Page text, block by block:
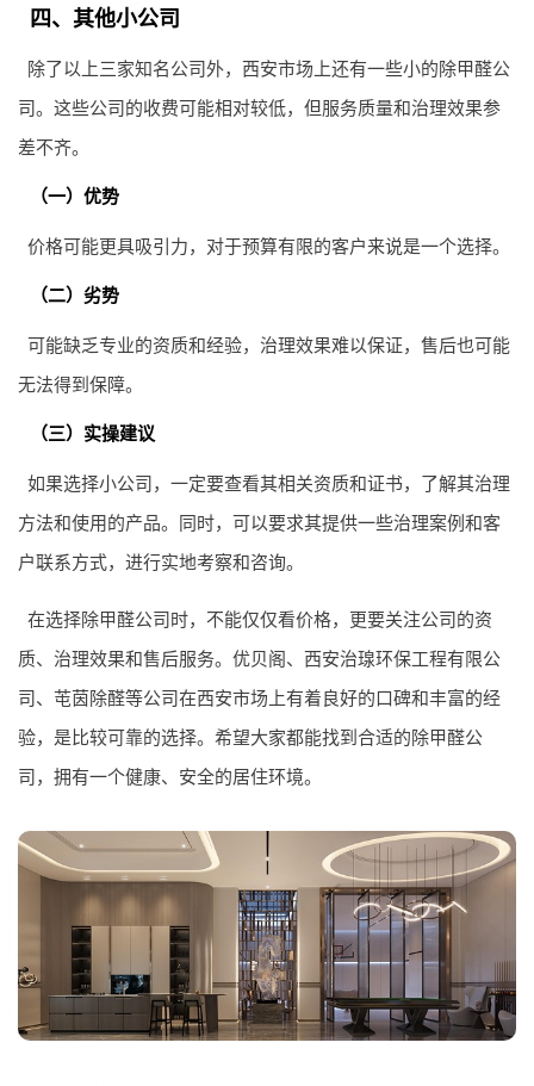
四、其他小公司
除了以上三家知名公司外，西安市场上还有一些小的除甲醛公
司。这些公司的收费可能相对较低，但服务质量和治理效果参
差不齐。
（一）优势
价格可能更具吸引力，对于预算有限的客户来说是一个选择。
（二）劣势
可能缺乏专业的资质和经验，治理效果难以保证，售后也可能
无法得到保障。
（三）实操建议
如果选择小公司，一定要查看其相关资质和证书，了解其治理
方法和使用的产品。同时，可以要求其提供一些治理案例和客
户联系方式，进行实地考察和咨询。
在选择除甲醛公司时，不能仅仅看价格，更要关注公司的资
质、治理效果和售后服务。优贝阁、西安治瑔环保工程有限公
司、芚茵除醛等公司在西安市场上有着良好的口碑和丰富的经
验，是比较可靠的选择。希望大家都能找到合适的除甲醛公
司，拥有一个健康、安全的居住环境。